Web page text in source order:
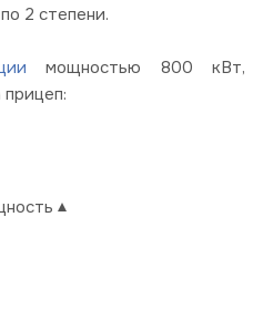
2 степени.
мощностью 800 кВт,